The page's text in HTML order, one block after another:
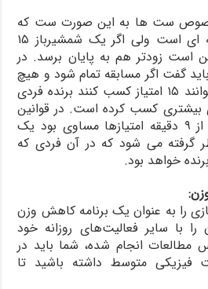
ست ها به این صورت ست که
در ست مسابقه ۳ دقیقه ای است ولی اگر یک شمشیرباز ۱۵
است زودتر هم به پایان برسد. در
گفت اگر مسابقه تمام شود و هیچ
یک از شرکت کننده ها نتوانند ۱۵ امتیاز کسب کنند برنده فردی
بیشتری کسب کرده است. در قوانین
شمشیربازی اگر هم پس از ۹ دقیقه امتیازها مساوی بود یک
گرفته می شود که در آن فردی که
خواهد بود.
را به عنوان یک برنامه کاهش وزن
را با سایر فعالیت‌های روزانه خود
مطالعات انجام شده، شما باید در
فعالیت فیزیکی متوسط داشته باشید تا